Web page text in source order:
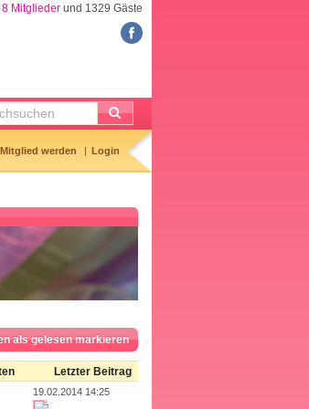
8 Mitglieder und 1329 Gäste
werden Login
als gelesen markieren
Letzter Beitrag
19.02.2014 14:25